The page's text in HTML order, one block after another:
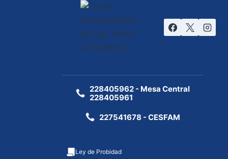
228405962 - Mesa Central
228405961
227541678 - CESFAM
Ley de Probidad